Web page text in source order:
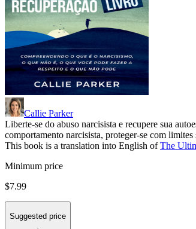
Callie Parker
Liberte-se do abuso narcisista e recupere sua
comportamento narcisista, proteger-se com
This book is a translation into English ofThe
Minimum price
$7.99
Suggested price